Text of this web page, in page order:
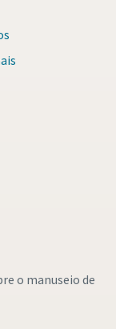
o manuseio de